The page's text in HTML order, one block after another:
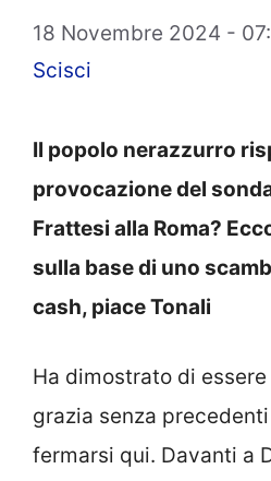
18 Novembre 2024 -
Scisci
Il popolo nerazzurro
provocazione del
Frattesi alla Roma?
sulla base di uno
cash, piace Tonali
Ha dimostrato di
grazia senza
fermarsi qui. Davanti a